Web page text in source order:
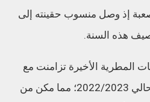
إذ وصل منسوب حقينته إلى
المطرية الأخيرة تزامنت مع
انطلاق الموسم الفلاحي الحالي 2022/2023؛ مما مكن من